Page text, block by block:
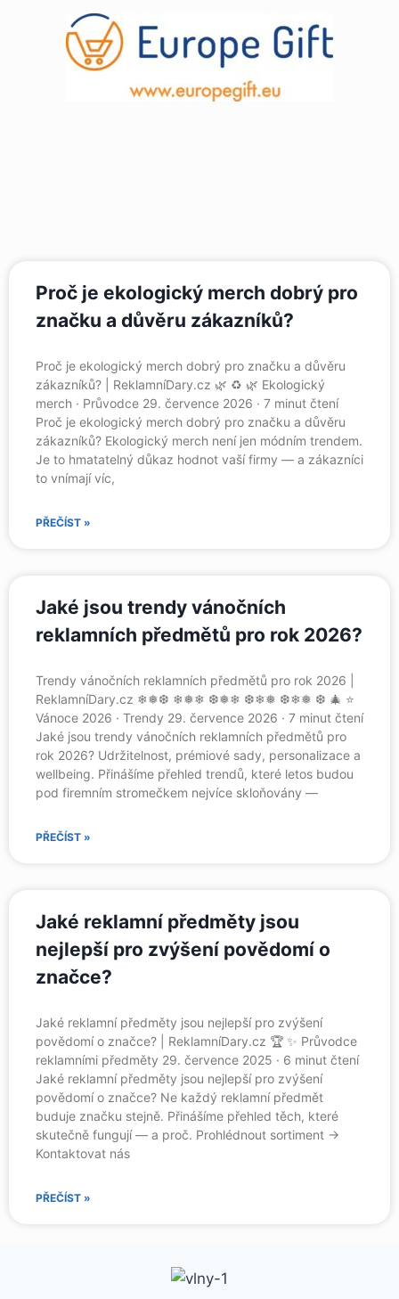
Proč je ekologický merch dobrý pro
značku a důvěru zákazníků?
Proč je ekologický merch dobrý pro značku a důvěru
zákazníků? | ReklamníDary.cz 🌿 ♻️ 🌿 Ekologický
merch · Průvodce 29. července 2026 · 7 minut čtení
Proč je ekologický merch dobrý pro značku a důvěru
zákazníků? Ekologický merch není jen módním trendem.
Je to hmatatelný důkaz hodnot vaší firmy — a zákazníci
to vnímají víc,
PŘEČÍST »
Jaké jsou trendy vánočních
reklamních předmětů pro rok 2026?
Trendy vánočních reklamních předmětů pro rok 2026 |
ReklamníDary.cz ❄❅❆ ❄❅❄ ❆❅❄ ❆❄❅ ❆❄❅ ❆ 🎄 ⭐
Vánoce 2026 · Trendy 29. července 2026 · 7 minut čtení
Jaké jsou trendy vánočních reklamních předmětů pro
rok 2026? Udržitelnost, prémiové sady, personalizace a
wellbeing. Přinášíme přehled trendů, které letos budou
pod firemním stromečkem nejvíce skloňovány —
PŘEČÍST »
Jaké reklamní předměty jsou
nejlepší pro zvýšení povědomí o
značce?
Jaké reklamní předměty jsou nejlepší pro zvýšení
povědomí o značce? | ReklamníDary.cz 🏆 ✨ Průvodce
reklamními předměty 29. července 2025 · 6 minut čtení
Jaké reklamní předměty jsou nejlepší pro zvýšení
povědomí o značce? Ne každý reklamní předmět
buduje značku stejně. Přinášíme přehled těch, které
skutečně fungují — a proč. Prohlédnout sortiment →
Kontaktovat nás
PŘEČÍST »